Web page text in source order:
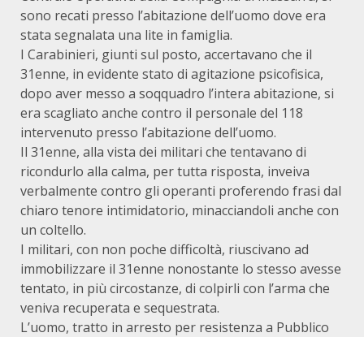
sono recati presso l’abitazione dell’uomo dove era
stata segnalata una lite in famiglia.
I Carabinieri, giunti sul posto, accertavano che il
31enne, in evidente stato di agitazione psicofisica,
dopo aver messo a soqquadro l’intera abitazione, si
era scagliato anche contro il personale del 118
intervenuto presso l’abitazione dell’uomo.
Il 31enne, alla vista dei militari che tentavano di
ricondurlo alla calma, per tutta risposta, inveiva
verbalmente contro gli operanti proferendo frasi dal
chiaro tenore intimidatorio, minacciandoli anche con
un coltello.
I militari, con non poche difficoltà, riuscivano ad
immobilizzare il 31enne nonostante lo stesso avesse
tentato, in più circostanze, di colpirli con l’arma che
veniva recuperata e sequestrata.
L’uomo, tratto in arresto per resistenza a Pubblico